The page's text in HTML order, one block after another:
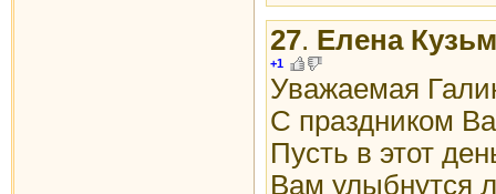
27. Елена
+1
Уважаемая
С праздником
Пусть в этот
Вам улыбнутся